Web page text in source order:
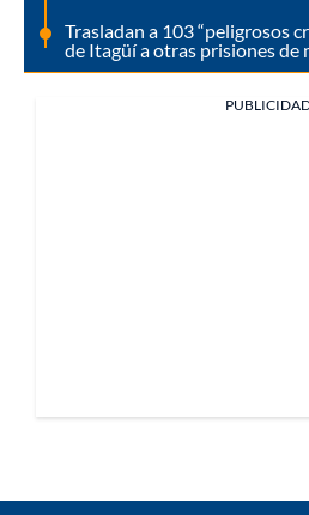
Trasladan a 103 “peligrosos
de Itagüí a otras prisiones de